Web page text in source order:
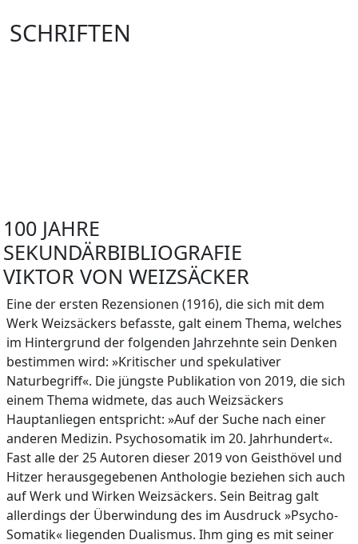
SCHRIFTEN
100 JAHRE
SEKUNDÄRBIBLIOGRAFIE
VIKTOR VON WEIZSÄCKER
Eine der ersten Rezensionen (1916), die sich mit dem
Werk Weizsäckers befasste, galt einem Thema, welches
im Hintergrund der folgenden Jahrzehnte sein Denken
bestimmen wird: »Kritischer und spekulativer
Naturbegriff«. Die jüngste Publikation von 2019, die sich
einem Thema widmete, das auch Weizsäckers
Hauptanliegen entspricht: »Auf der Suche nach einer
anderen Medizin. Psychosomatik im 20. Jahrhundert«.
Fast alle der 25 Autoren dieser 2019 von Geisthövel und
Hitzer herausgegebenen Anthologie beziehen sich auch
auf Werk und Wirken Weizsäckers. Sein Beitrag galt
allerdings der Überwindung des im Ausdruck »Psycho-
Somatik« liegenden Dualismus. Ihm ging es mit seiner